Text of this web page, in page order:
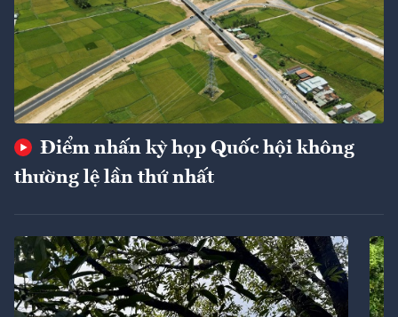
Điểm nhấn kỳ họp Quốc hội không
thường lệ lần thứ nhất